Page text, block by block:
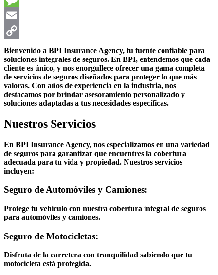
Link
Bienvenido a BPI Insurance Agency, tu fuente confiable para
soluciones integrales de seguros. En BPI, entendemos que cada
cliente es único, y nos enorgullece ofrecer una gama completa
de servicios de seguros diseñados para proteger lo que más
valoras. Con años de experiencia en la industria, nos
destacamos por brindar asesoramiento personalizado y
soluciones adaptadas a tus necesidades específicas.
Nuestros Servicios
En BPI Insurance Agency, nos especializamos en una variedad
de seguros para garantizar que encuentres la cobertura
adecuada para tu vida y propiedad. Nuestros servicios
incluyen:
Seguro de Automóviles y Camiones:
Protege tu vehículo con nuestra cobertura integral de seguros
para automóviles y camiones.
Seguro de Motocicletas:
Disfruta de la carretera con tranquilidad sabiendo que tu
motocicleta está protegida.